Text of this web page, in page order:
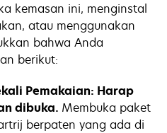
kemasan ini, menginstal
atau menggunakan
bahwa Anda
berikut:
Pemakaian: Harap
dibuka. Membuka paket
berpaten yang ada di